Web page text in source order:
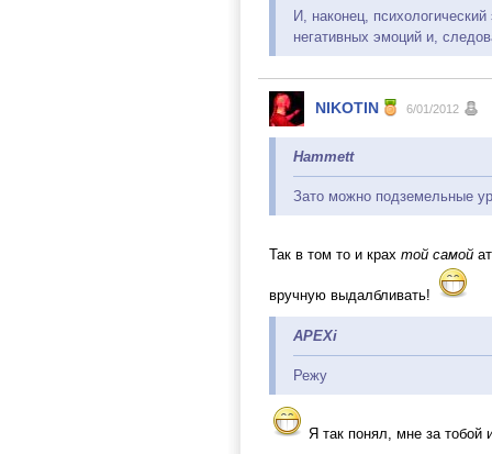
И, наконец,
негативных эмоций и,
NIKOTIN 6/01/2012
Hammett
Зато можно подземельные
Так в том то и крах той самой
вручную выдалбливать!
APEXi
Режу
Я так понял, мне за тобой